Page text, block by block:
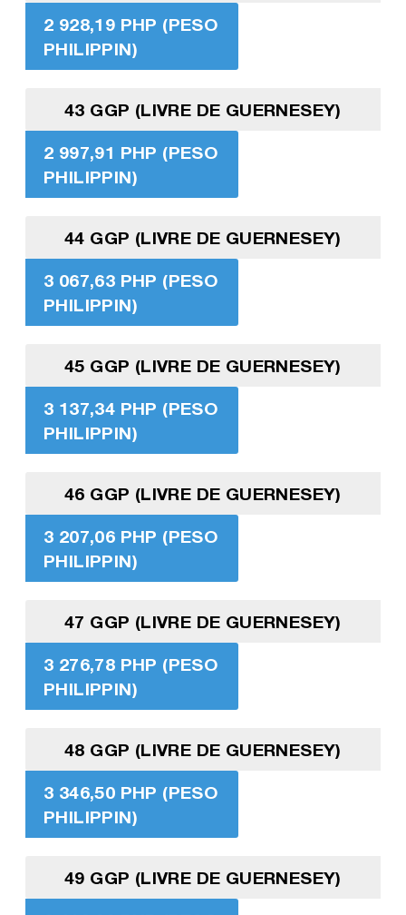
2 928,19 PHP (PESO
PHILIPPIN)
43 GGP (LIVRE DE GUERNESEY)
2 997,91 PHP (PESO
PHILIPPIN)
44 GGP (LIVRE DE GUERNESEY)
3 067,63 PHP (PESO
PHILIPPIN)
45 GGP (LIVRE DE GUERNESEY)
3 137,34 PHP (PESO
PHILIPPIN)
46 GGP (LIVRE DE GUERNESEY)
3 207,06 PHP (PESO
PHILIPPIN)
47 GGP (LIVRE DE GUERNESEY)
3 276,78 PHP (PESO
PHILIPPIN)
48 GGP (LIVRE DE GUERNESEY)
3 346,50 PHP (PESO
PHILIPPIN)
49 GGP (LIVRE DE GUERNESEY)